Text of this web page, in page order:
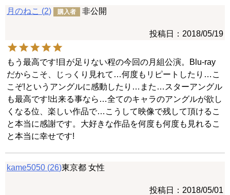
月のねこ 2 購入者 非公開
投稿日 2018/05/19
もう最高です!目が足りない程の今回の月組公演。Blu-ray
だからこそ、じっくり見れて…何度もリピートしたり…こ
こぞ!というアングルに感動したり…また…スターアングル
も最高です!出来る事なら…全てのキャラのアングルが欲し
くなる位、楽しい作品で…こうして映像で残して頂けるこ
と本当に感謝です。大好きな作品を何度も何度も見れるこ
と本当に幸せです!
kame5050 26 東京都 女性
投稿日 2018/05/01